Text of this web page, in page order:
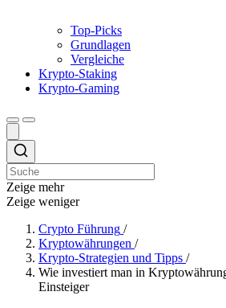
Top-Picks
Grundlagen
Vergleiche
Krypto-Staking
Krypto-Gaming
Zeige mehr
Zeige weniger
Crypto Führung /
Kryptowährungen /
Krypto-Strategien und Tipps /
Wie investiert man in
Einsteiger